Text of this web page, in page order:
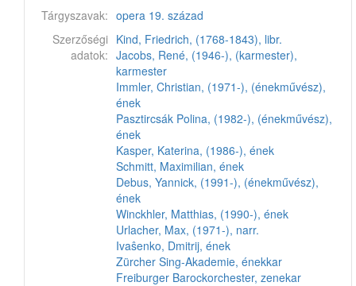
Tárgyszavak: opera 19. század
Szerzőségi
adatok:
Kind, Friedrich, (1768-1843), libr.
Jacobs, René, (1946-), (karmester),
karmester
Immler, Christian, (1971-), (énekművész),
ének
Pasztircsák Polina, (1982-), (énekművész),
ének
Kasper, Katerina, (1986-), ének
Schmitt, Maximilian, ének
Debus, Yannick, (1991-), (énekművész),
ének
Winckhler, Matthias, (1990-), ének
Urlacher, Max, (1971-), narr.
Ivaŝenko, Dmitrij, ének
Zürcher Sing-Akademie, énekkar
Freiburger Barockorchester, zenekar